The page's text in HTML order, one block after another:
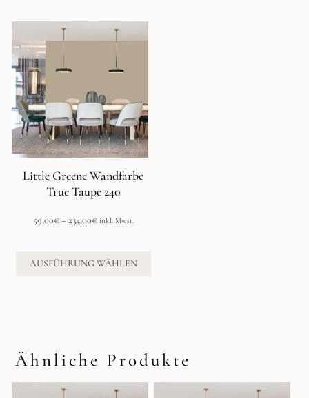
Little Greene Wandfarbe
True Taupe 240
59,00€–234,00€Preisspanne:
234,00€
inkl. Mwst.
AUSFÜHRUNG WÄHLEN
Produkt
mehrere
auf.
Optionen
können
auf
der
gewählt
werden
Ähnliche Produkte